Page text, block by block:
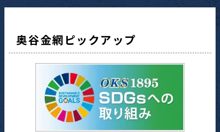
奥谷金網ピックアップ